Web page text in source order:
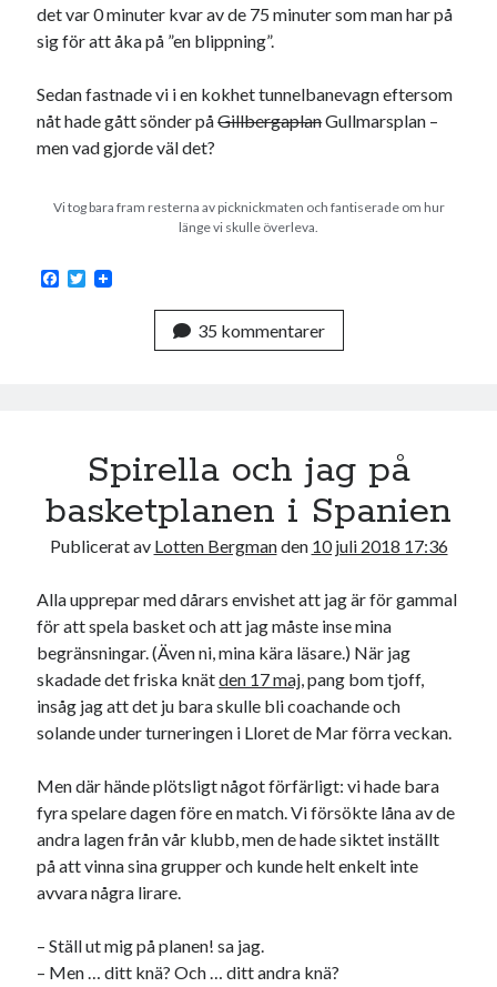
det var 0 minuter kvar av de 75 minuter som man har på
sig för att åka på ”en blippning”.
Sedan fastnade vi i en kokhet tunnelbanevagn eftersom
nåt hade gått sönder påGillbergaplanGullmarsplan –
men vad gjorde väl det?
Vi tog bara fram resterna av picknickmaten och fantiserade om hur
länge vi skulle överleva.
F
T
35 kommentarer
Spirella och jag på
basketplanen i Spanien
Publicerat av Lotten Bergmanden 10 juli 2018 17:36
Alla upprepar med dårars envishet att jag är för gammal
för att spela basket och att jag måste inse mina
begränsningar. (Även ni, mina kära läsare.) När jag
skadade det friska knätden 17 maj, pang bom tjoff,
insåg jag att det ju bara skulle bli coachande och
solande under turneringen i Lloret de Mar förra veckan.
Men där hände plötsligt något förfärligt: vi hade bara
fyra spelare dagen före en match. Vi försökte låna av de
andra lagen från vår klubb, men de hade siktet inställt
på att vinna sina grupper och kunde helt enkelt inte
avvara några lirare.
– Ställ ut mig på planen! sa jag.
– Men … ditt knä? Och … ditt andra knä?